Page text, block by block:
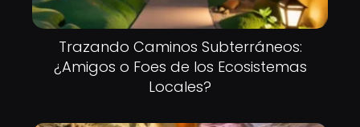
Trazando Caminos Subterráneos:
¿Amigos o Foes de los Ecosistemas
Locales?